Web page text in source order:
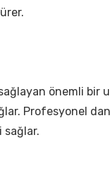
önemli
Profesyonel
sağlar.